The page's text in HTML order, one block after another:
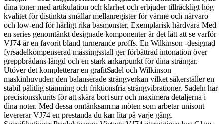
dina toner med artikulation och klarhet och erbjuder tillräckligt hög
kvalitet för distinkta smällar mellanregister för värme och närvaro
och low-end för härligt rika basmönster. Exemplarisk hårdvara Med
en series genomtänkt designade komponenter är det lätt att se varför
VJ74 är en favorit bland turnerande proffs. En Wilkinson -designad
fyrsadelkompenserad mässingsstall ger förbättrad intonation över
greppbrädans längd och en stark ankarpunkt för dina strängar.
Utöver det kompletterar en grafitSadel och Wilkinson
maskinhuvuden den balanserade strängverkan vilket säkerställer en
stabil pålitlig stämning och friktionsfria strängvibrationer. Sadeln har
precisionsskurits för att skära bort surr och maximera detaljerna i
dina noter. Med dessa omtänksamma möten som arbetar unisont
levererar VJ74 en prestanda du kan lita på varje gång.